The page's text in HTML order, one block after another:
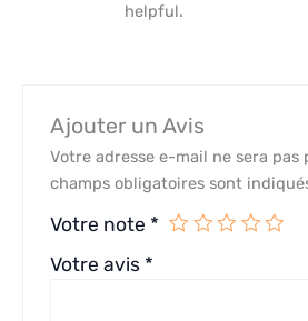
helpful.
Ajouter un Avis
Votre adresse e-mail ne sera pas
champs obligatoires sont
Votre note *
Votre avis *